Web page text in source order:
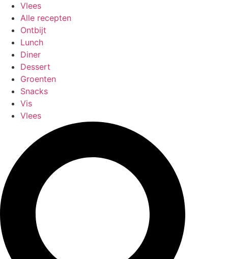
Vlees
Alle recepten
Ontbijt
Lunch
Diner
Dessert
Groenten
Snacks
Vis
Vlees